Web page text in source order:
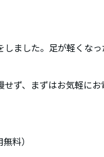
ました。足が軽くなっ
ず、まずはお気軽にお
料）